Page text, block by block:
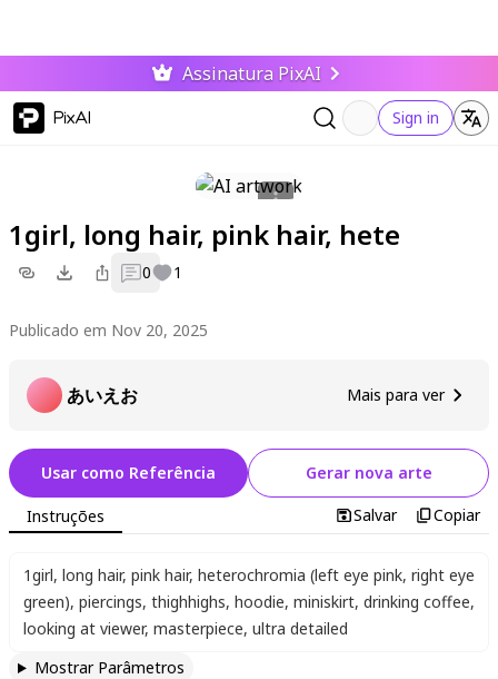
Assinatura PixAI
PixAI Sign in
1girl, long hair, pink hair, hete
0 1
Publicado em Nov 20, 2025
あいえお Mais para ver
Usar como Referência Gerar nova arte
Instruções Salvar Copiar
1girl, long hair, pink hair, heterochromia (left eye pink, right eye
green), piercings, thighhighs, hoodie, miniskirt, drinking coffee,
looking at viewer, masterpiece, ultra detailed
Mostrar Parâmetros